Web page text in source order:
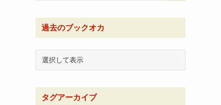
過去のブックオカ
タグアーカイブ